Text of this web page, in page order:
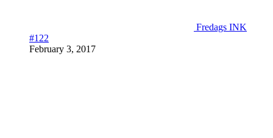
Fredags INK
#122
February 3, 2017